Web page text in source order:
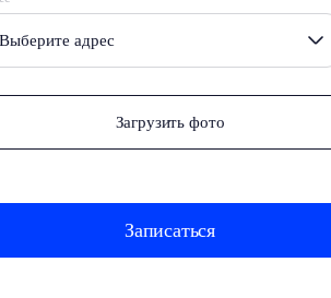
Выберите адрес
Загрузить фото